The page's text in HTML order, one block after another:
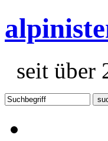
seit über